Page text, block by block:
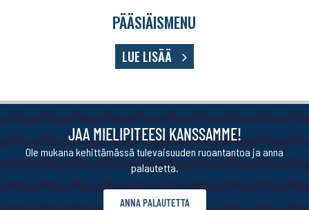
PÄÄSIÄISMENU
LUE LISÄÄ
JAA MIELIPITEESI KANSSAMME!
Ole mukana kehittämässä tulevaisuuden ruoantantoa ja anna
palautetta.
ANNA PALAUTETTA